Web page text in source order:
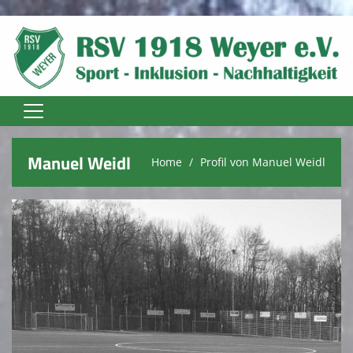
Home
Vereinsnews
Trainer
Fußball Senioren
Fußball Jugend
Fussball Damen
Manuel Weidl Home Profil von Manuel Weidl